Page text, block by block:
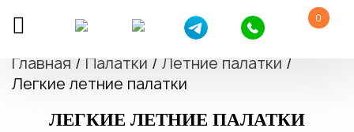
0
Главная / Палатки / Летние палатки /
Легкие летние палатки
ЛЕГКИЕ ЛЕТНИЕ ПАЛАТКИ